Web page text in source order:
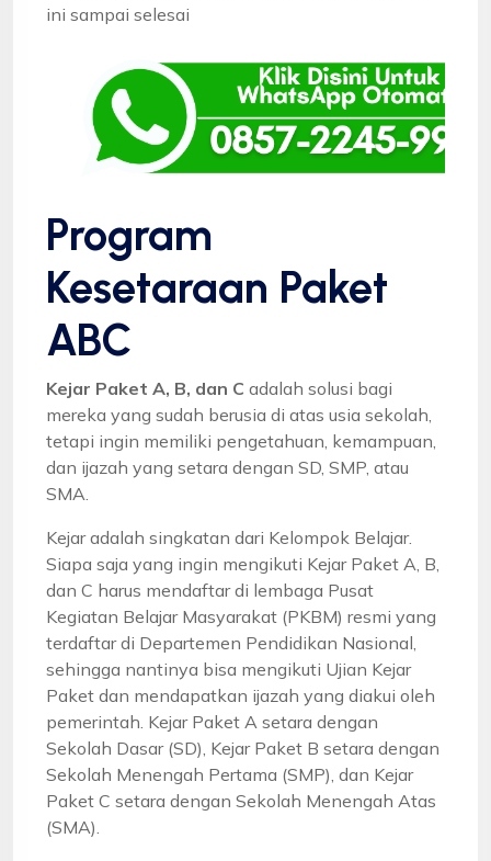
ini sampai selesai
Program
Kesetaraan Paket
ABC
Kejar Paket A, B, dan C adalah solusi bagi
mereka yang sudah berusia di atas usia sekolah,
tetapi ingin memiliki pengetahuan, kemampuan,
dan ijazah yang setara dengan SD, SMP, atau
SMA.
Kejar adalah singkatan dari Kelompok Belajar.
Siapa saja yang ingin mengikuti Kejar Paket A, B,
dan C harus mendaftar di lembaga Pusat
Kegiatan Belajar Masyarakat (PKBM) resmi yang
terdaftar di Departemen Pendidikan Nasional,
sehingga nantinya bisa mengikuti Ujian Kejar
Paket dan mendapatkan ijazah yang diakui oleh
pemerintah. Kejar Paket A setara dengan
Sekolah Dasar (SD), Kejar Paket B setara dengan
Sekolah Menengah Pertama (SMP), dan Kejar
Paket C setara dengan Sekolah Menengah Atas
(SMA).